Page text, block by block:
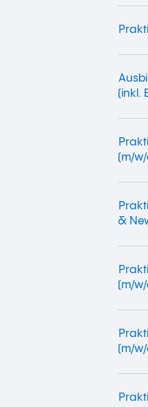
(inkl.
(m/
&
(m/
(m/